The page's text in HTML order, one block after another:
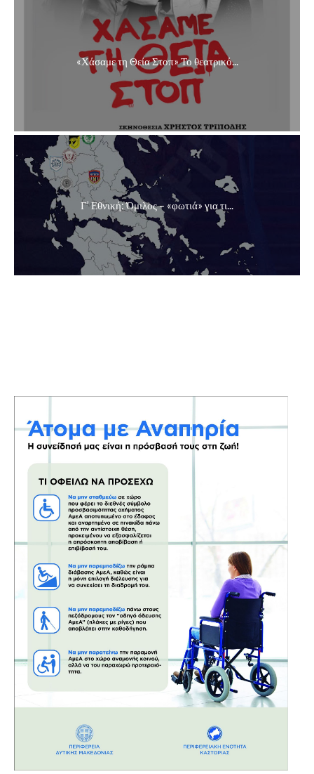
«Χάσαμε τη Θεία Στοπ» Το θεατρικό...
Γ’ Εθνική: Όμιλος – «φωτιά» για τι...